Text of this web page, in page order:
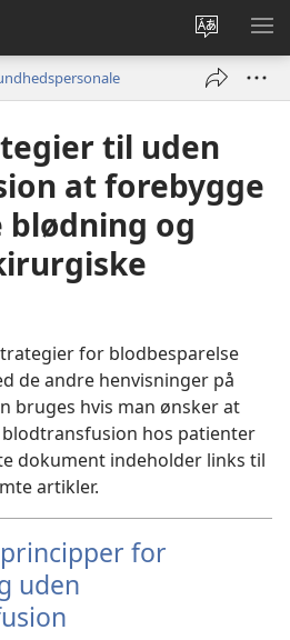
Vælg
sprog
VIS
til uden
at forebygge
blødning og
for blodbesparelse
de andre henvisninger på
bruges hvis man ønsker at
hos patienter
dokument indeholder links til
artikler.
for
uden